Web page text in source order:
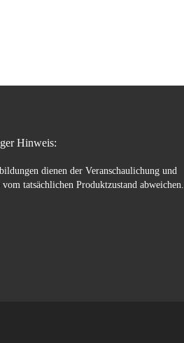
Hinweis:
dienen der Veranschaulichung und
vom tatsächlichen Produktzustand abweichen.